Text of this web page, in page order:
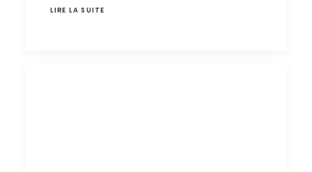
LIRE LA SUITE